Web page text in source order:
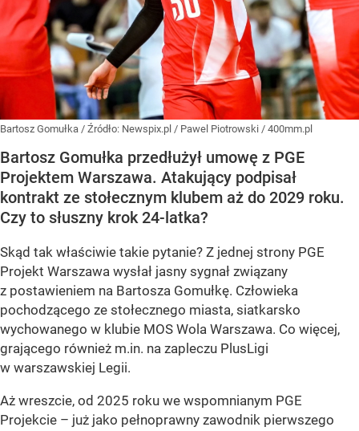
Bartosz Gomułka / Źródło: Newspix.pl / Pawel Piotrowski / 400mm.pl
Bartosz Gomułka przedłużył umowę z PGE
Projektem Warszawa. Atakujący podpisał
kontrakt ze stołecznym klubem aż do 2029 roku.
Czy to słuszny krok 24-latka?
Skąd tak właściwie takie pytanie? Z jednej strony PGE
Projekt Warszawa wysłał jasny sygnał związany
z postawieniem na Bartosza Gomułkę. Człowieka
pochodzącego ze stołecznego miasta, siatkarsko
wychowanego w klubie MOS Wola Warszawa. Co więcej,
grającego również m.in. na zapleczu PlusLigi
w warszawskiej Legii.
Aż wreszcie, od 2025 roku we wspomnianym PGE
Projekcie – już jako pełnoprawny zawodnik pierwszego